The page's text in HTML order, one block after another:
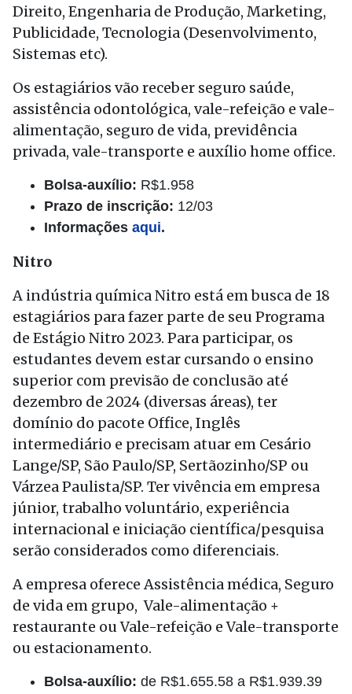
Direito, Engenharia de Produção, Marketing,
Publicidade, Tecnologia (Desenvolvimento,
Sistemas etc).
Os estagiários vão receber seguro saúde,
assistência odontológica, vale-refeição e vale-
alimentação, seguro de vida, previdência
privada, vale-transporte e auxílio home office.
Bolsa-auxílio: R$1.958
Prazo de inscrição: 12/03
Informações aqui.
Nitro
A indústria química Nitro está em busca de 18
estagiários para fazer parte de seu Programa
de Estágio Nitro 2023. Para participar, os
estudantes devem estar cursando o ensino
superior com previsão de conclusão até
dezembro de 2024 (diversas áreas), ter
domínio do pacote Office, Inglês
intermediário e precisam atuar em Cesário
Lange/SP, São Paulo/SP, Sertãozinho/SP ou
Várzea Paulista/SP. Ter vivência em empresa
júnior, trabalho voluntário, experiência
internacional e iniciação científica/pesquisa
serão considerados como diferenciais.
A empresa oferece Assistência médica, Seguro
de vida em grupo, Vale-alimentação +
restaurante ou Vale-refeição e Vale-transporte
ou estacionamento.
Bolsa-auxílio: de R$1.655.58 a R$1.939.39